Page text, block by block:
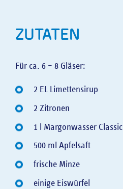
ZUTATEN
Für ca. 6 – 8 Gläser:
2 EL Limettensirup
2 Zitronen
1 l Margonwasser Classic
500 ml Apfelsaft
frische Minze
einige Eiswürfel